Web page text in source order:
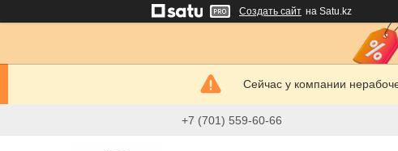
Создать сайт на Satu.kz
Сейчас у компании
+7 (701) 559-60-66